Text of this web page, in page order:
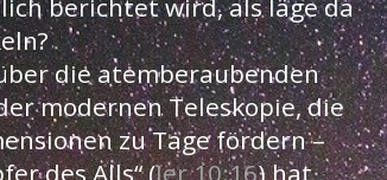
berichtet wird, als läge da
die atemberaubenden
modernen Teleskopie, die
zu Tage fördern –
des Alls“ (Jer 10:16) hat